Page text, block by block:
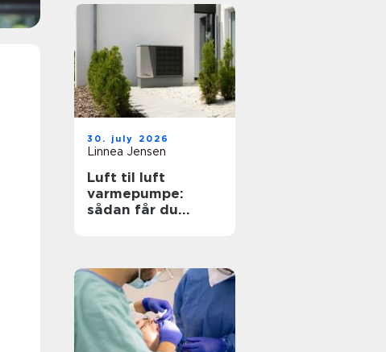
30. july 2026
Linnea Jensen
Luft til luft
varmepumpe:
sådan får du